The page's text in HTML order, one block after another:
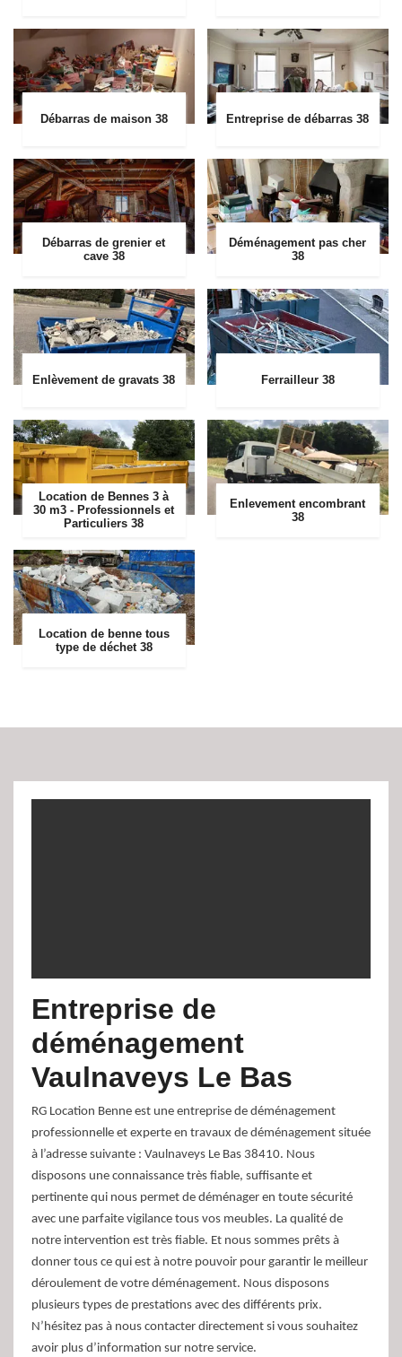
Débarras de maison 38 Entreprise de débarras 38
Débarras de grenier et
cave 38
Déménagement pas cher
38
Enlèvement de gravats 38 Ferrailleur 38
Location de Bennes 3 à
30 m3 - Professionnels et
Particuliers 38
Enlevement encombrant
38
Location de benne tous
type de déchet 38
Entreprise de
déménagement
Vaulnaveys Le Bas
RG Location Benne est une entreprise de déménagement
professionnelle et experte en travaux de déménagement située
à l’adresse suivante : Vaulnaveys Le Bas 38410. Nous
disposons une connaissance très fiable, suffisante et
pertinente qui nous permet de déménager en toute sécurité
avec une parfaite vigilance tous vos meubles. La qualité de
notre intervention est très fiable. Et nous sommes prêts à
donner tous ce qui est à notre pouvoir pour garantir le meilleur
déroulement de votre déménagement. Nous disposons
plusieurs types de prestations avec des différents prix.
N’hésitez pas à nous contacter directement si vous souhaitez
avoir plus d’information sur notre service.